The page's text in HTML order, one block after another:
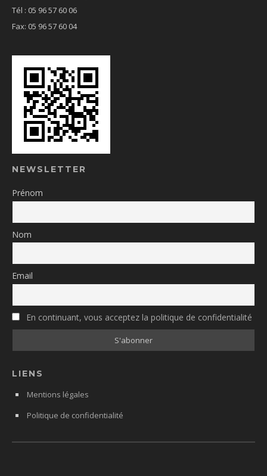
Tél : 05 96 57 60 06
Fax: 05 96 57 60 04
NEWSLETTER
Prénom
Nom
Email
En continuant, vous acceptez la politique de confidentialité
LIENS
Mentions légales
Politique de confidentialité